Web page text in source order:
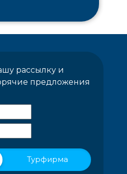
рассылку и
предложения
Турфирма